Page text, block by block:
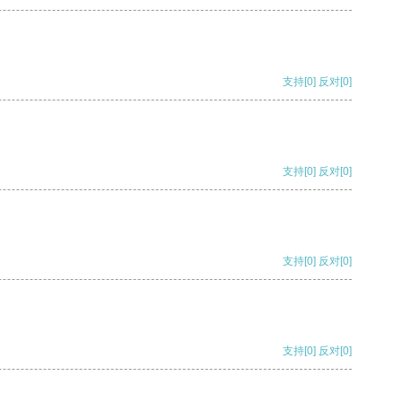
支持[0] 反对[0]
支持[0] 反对[0]
支持[0] 反对[0]
支持[0] 反对[0]